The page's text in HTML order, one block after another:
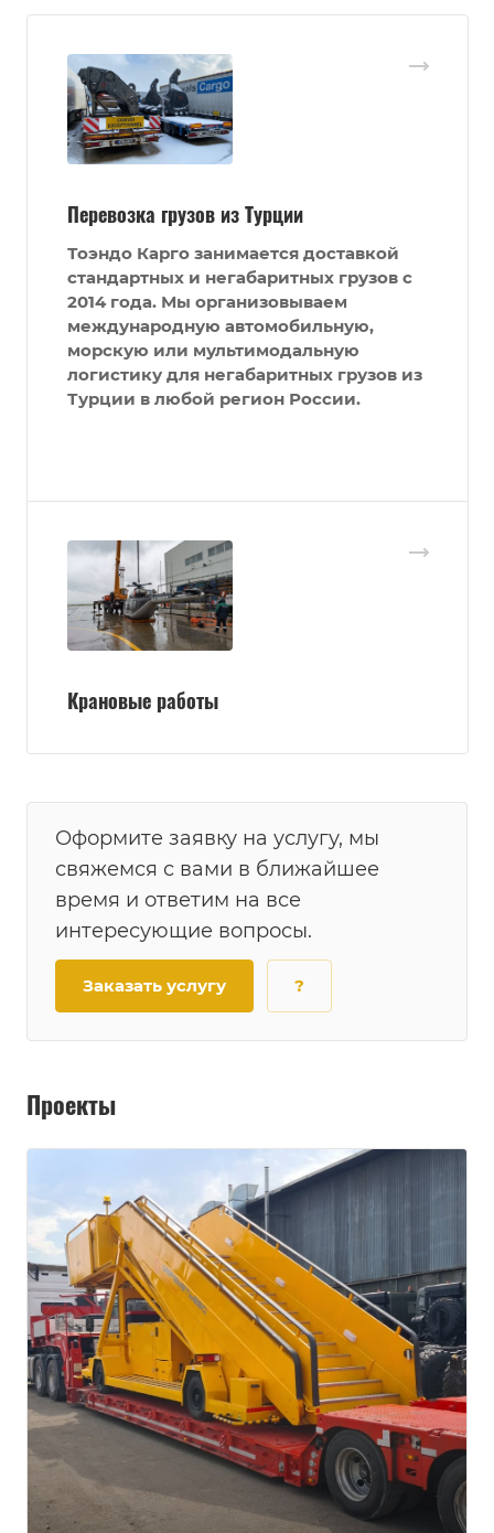
Перевозка грузов из Турции
Тоэндо Карго занимается доставкой
стандартных и негабаритных грузов с
2014 года. Мы организовываем
международную автомобильную,
морскую или мультимодальную
логистику для негабаритных грузов из
Турции в любой регион России.
Крановые работы
Оформите заявку на услугу, мы
свяжемся с вами в ближайшее
время и ответим на все
интересующие вопросы.
Заказать услугу ?
Проекты